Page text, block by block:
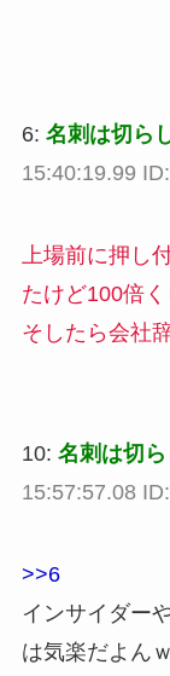
儲か
6: 名刺は切ら
15:40:19.99
上場前に押し
たけど100倍く
そしたら会社
10: 名刺は切
15:57:57.08
>>6
インサイダー
は気楽だよんｗ